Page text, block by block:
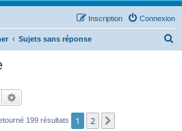
Connexion
Inscription
Sujets sans réponse
Rechercher
199 résultats 1 2